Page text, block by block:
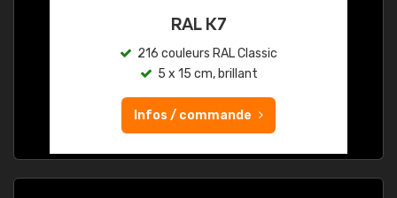
RAL K7
216 couleurs RAL Classic
5 x 15 cm, brillant
Infos / commande